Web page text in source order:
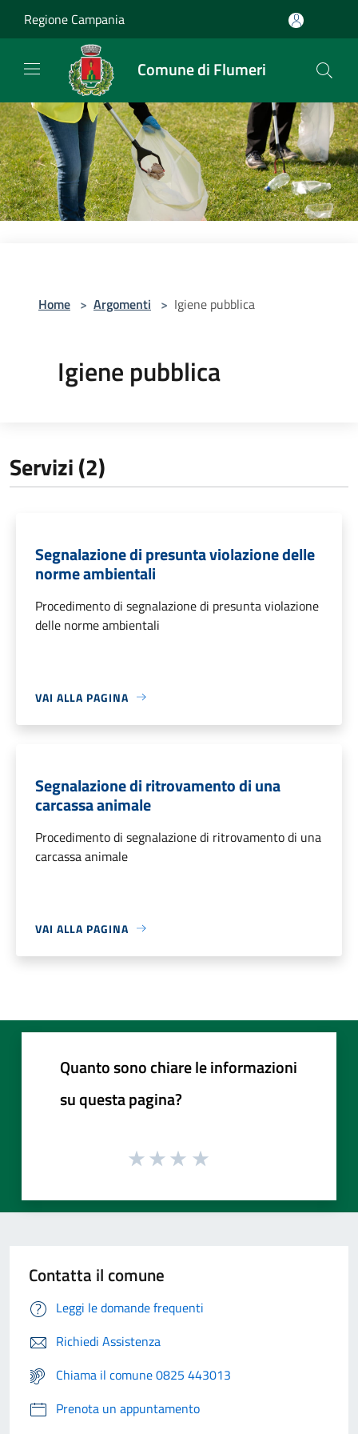
Regione Campania
Comune di Flumeri
Home > Argomenti > Igiene pubblica
Igiene pubblica
Servizi (2)
Segnalazione di presunta violazione delle
norme ambientali
Procedimento di segnalazione di presunta violazione
delle norme ambientali
VAI ALLA PAGINA
Segnalazione di ritrovamento di una
carcassa animale
Procedimento di segnalazione di ritrovamento di una
carcassa animale
VAI ALLA PAGINA
Quanto sono chiare le informazioni
su questa pagina?
Contatta il comune
Leggi le domande frequenti
Richiedi Assistenza
Chiama il comune 0825 443013
Prenota un appuntamento